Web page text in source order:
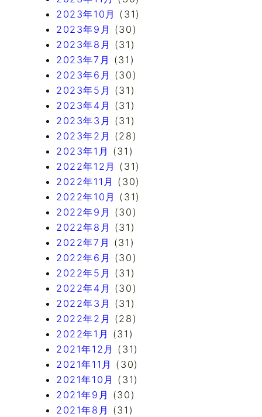
2023年10月 (31)
2023年9月 (30)
2023年8月 (31)
2023年7月 (31)
2023年6月 (30)
2023年5月 (31)
2023年4月 (31)
2023年3月 (31)
2023年2月 (28)
2023年1月 (31)
2022年12月 (31)
2022年11月 (30)
2022年10月 (31)
2022年9月 (30)
2022年8月 (31)
2022年7月 (31)
2022年6月 (30)
2022年5月 (31)
2022年4月 (30)
2022年3月 (31)
2022年2月 (28)
2022年1月 (31)
2021年12月 (31)
2021年11月 (30)
2021年10月 (31)
2021年9月 (30)
2021年8月 (31)